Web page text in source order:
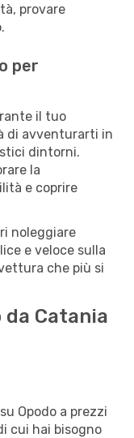
provare
per
il tuo
di avventurarti in
dintorni.
la
e coprire
noleggiare
e veloce sulla
che più si
Catania
Opodo a prezzi
cui hai bisogno